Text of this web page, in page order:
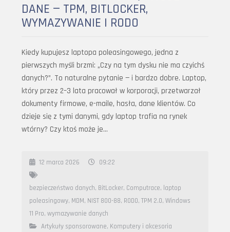
DANE — TPM, BITLOCKER,
WYMAZYWANIE I RODO
Kiedy kupujesz laptopa poleasingowego, jedna z
pierwszych myśli brzmi: „Czy na tym dysku nie ma czyichś
danych?”. To naturalne pytanie — i bardzo dobre. Laptop,
który przez 2–3 lata pracował w korporacji, przetwarzał
dokumenty firmowe, e-maile, hasła, dane klientów. Co
dzieje się z tymi danymi, gdy laptop trafia na rynek
wtórny? Czy ktoś może je…
12 marca 2026 09:22
bezpieczeństwo danych, BitLocker, Computrace, laptop
poleasingowy, MDM, NIST 800-88, RODO, TPM 2.0, Windows
11 Pro, wymazywanie danych
Artykuły sponsorowane, Komputery i akcesoria